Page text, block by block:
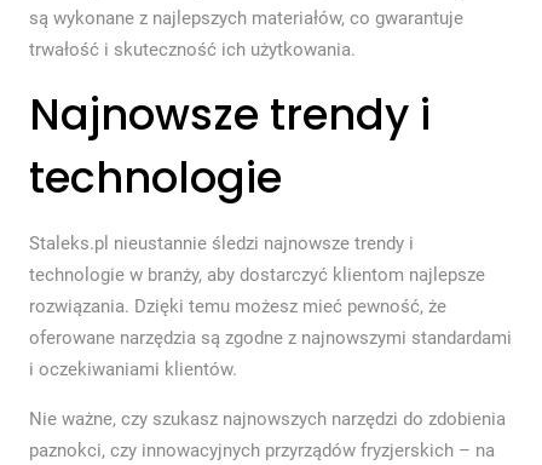
są wykonane z najlepszych materiałów, co gwarantuje
trwałość i skuteczność ich użytkowania.
Najnowsze trendy i
technologie
Staleks.pl nieustannie śledzi najnowsze trendy i
technologie w branży, aby dostarczyć klientom najlepsze
rozwiązania. Dzięki temu możesz mieć pewność, że
oferowane narzędzia są zgodne z najnowszymi standardami
i oczekiwaniami klientów.
Nie ważne, czy szukasz najnowszych narzędzi do zdobienia
paznokci, czy innowacyjnych przyrządów fryzjerskich – na